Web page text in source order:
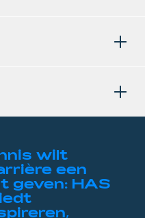
wilt
een
geven: HAS